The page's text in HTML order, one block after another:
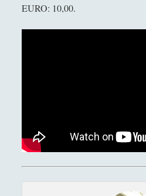
[Recensione] Antonio
L'arte di dibattere sui
[Recensione] Stefan Zweig
Vitellini, Diarkos, 2024)
“ASMR. La rivoluzione dei
EURO: 10,00.